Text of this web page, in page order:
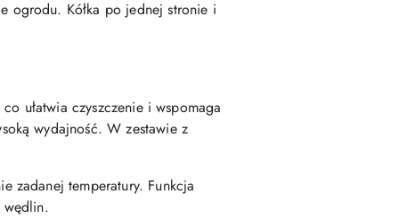
ogrodu. Kółka po jednej stronie i
ułatwia czyszczenie i wspomaga
wydajność. W zestawie z
zadanej temperatury. Funkcja
wędlin.